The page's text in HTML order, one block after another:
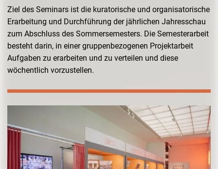
Ziel des Seminars ist die kuratorische und organisatorische
Erarbeitung und Durchführung der jährlichen Jahresschau
zum Abschluss des Sommersemesters. Die Semesterarbeit
besteht darin, in einer gruppenbezogenen Projektarbeit
Aufgaben zu erarbeiten und zu verteilen und diese
wöchentlich vorzustellen.